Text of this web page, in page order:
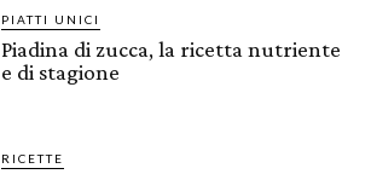
PIATTI UNICI
Piadina di zucca, la ricetta nutriente
e di stagione
RICETTE